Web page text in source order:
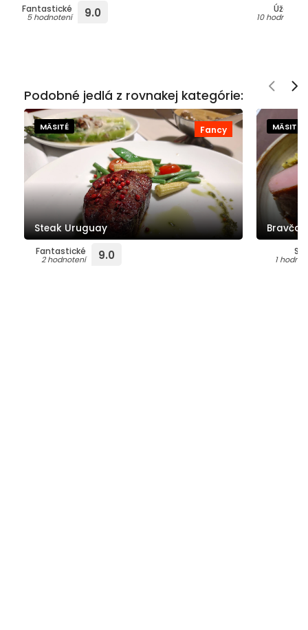
Fantastické
5 hodnotení 9.0 Úžasné
10 hodnotení
Podobné jedlá z rovnakej kategórie:
Fancy
MÄSITÉ
Steak Uruguay
Fantastické
2 hodnotení 9.0
MÄSITÉ
1